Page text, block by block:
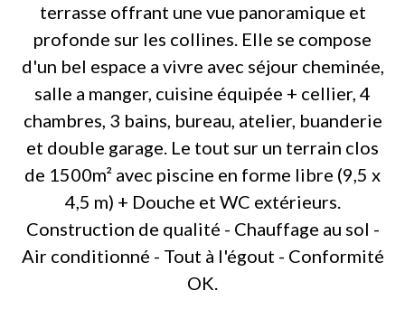
terrasse offrant une vue panoramique et
profonde sur les collines. Elle se compose
d'un bel espace a vivre avec séjour cheminée,
salle a manger, cuisine équipée + cellier, 4
chambres, 3 bains, bureau, atelier, buanderie
et double garage. Le tout sur un terrain clos
de 1500m² avec piscine en forme libre (9,5 x
4,5 m) + Douche et WC extérieurs.
Construction de qualité - Chauffage au sol -
Air conditionné - Tout à l'égout - Conformité
OK.